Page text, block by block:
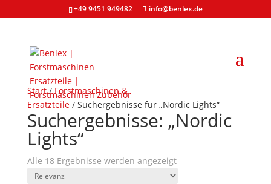
+49 9451 949482 info@benlex.de
Start/Forstmaschinen &
Ersatzteile/ Suchergebnisse für „Nordic Lights“
Suchergebnisse: „Nordic
Lights“
Alle 18 Ergebnisse werden angezeigt